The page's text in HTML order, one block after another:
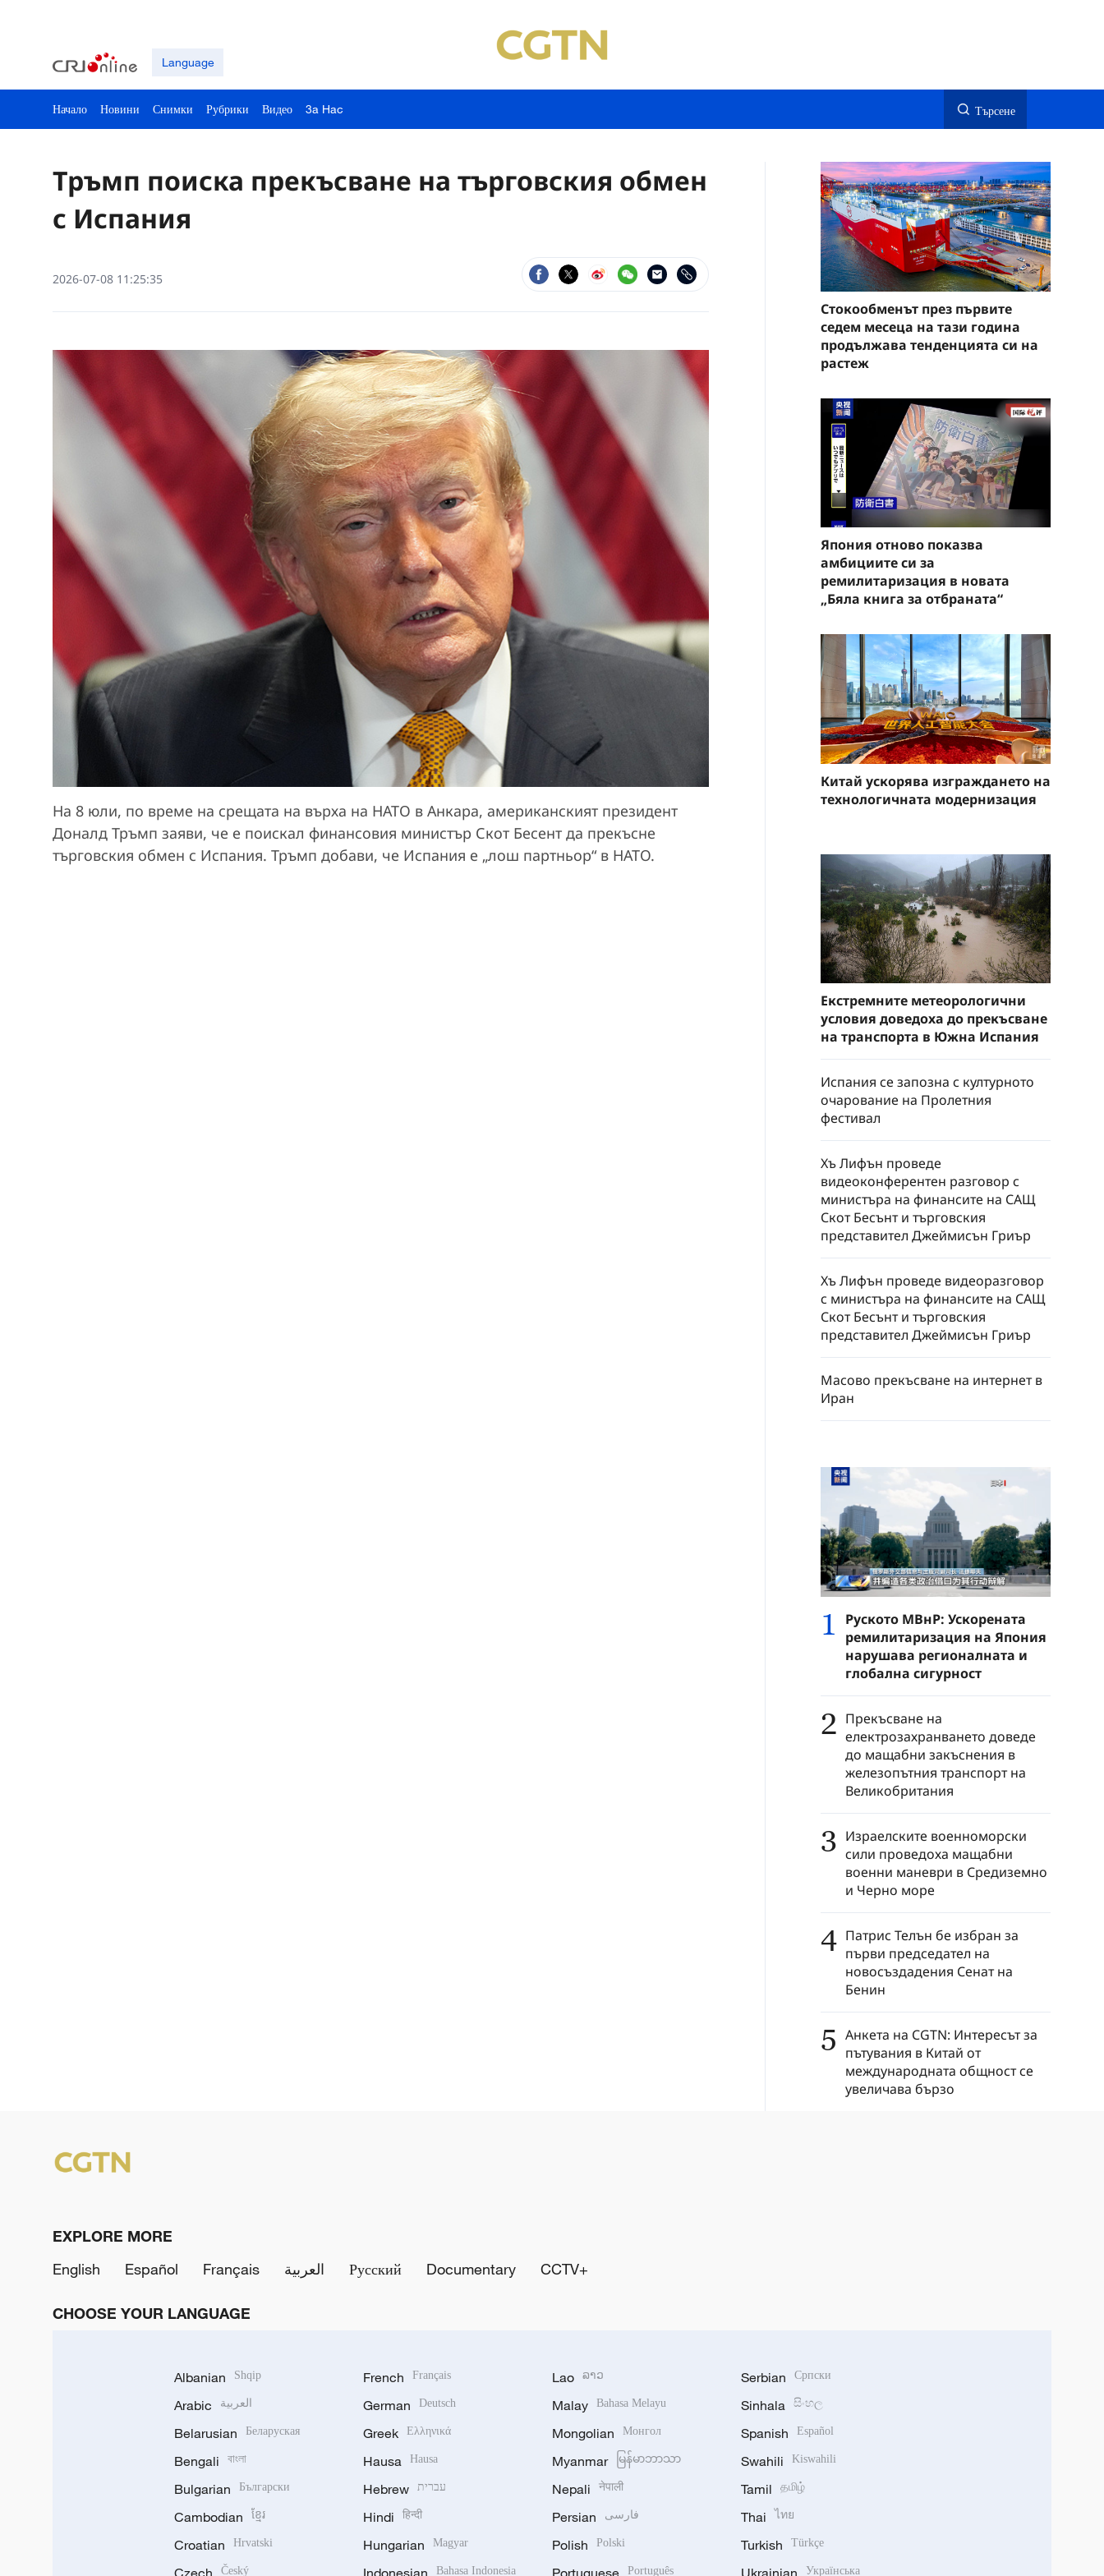
Language
Начало Новини Снимки Рубрики Видео 3a Hac Търсене
Тръмп поиска прекъсване на търговския обмен
с Испания
2026-07-08 11:25:35
На 8 юли, по време на срещата на върха на НАТО в Анкара, американският президент
Доналд Тръмп заяви, че е поискал финансовия министър Скот Бесент да прекъсне
търговския обмен с Испания. Тръмп добави, че Испания е „лош партньор“ в НАТО.
Стокообменът през първите
седем месеца на тази година
продължава тенденцията си на
растеж
Япония отново показва
амбициите си за
ремилитаризация в новата
„Бяла книга за отбраната“
Китай ускорява изграждането на
технологичната модернизация
Екстремните метеорологични
условия доведоха до прекъсване
на транспорта в Южна Испания
Испания се запозна с културното
очарование на Пролетния
фестивал
Хъ Лифън проведе
видеоконферентен разговор с
министъра на финансите на САЩ
Скот Бесънт и търговския
представител Джеймисън Гриър
Хъ Лифън проведе видеоразговор
с министъра на финансите на САЩ
Скот Бесънт и търговския
представител Джеймисън Гриър
Масово прекъсване на интернет в
Иран
1
Руското МВнР: Ускорената
ремилитаризация на Япония
нарушава регионалната и
глобална сигурност
2 Прекъсване на
електрозахранването доведе
до мащабни закъснения в
железопътния транспорт на
Великобритания
3 Израелските военноморски
сили проведоха мащабни
военни маневри в Средиземно
и Черно море
4 Патрис Телън бе избран за
първи председател на
новосъздадения Сенат на
Бенин
5 Анкета на CGTN: Интересът за
пътувания в Китай от
международната общност се
увеличава бързо
EXPLORE MORE
English
Español Français العربية Русский Documentary CCTV+
CHOOSE YOUR LANGUAGE
Albanian Shqip
Arabic العربية
Belarusian Беларуская
Bengali বাংলা
Bulgarian Български
Cambodian ខ្មែរ
Croatian Hrvatski
Czech Český
French Français
German Deutsch
Greek Ελληνικά
Hausa Hausa
Hebrew עברית
Hindi हिन्दी
Hungarian Magyar
Indonesian Bahasa Indonesia
Lao ລາວ
Malay Bahasa Melayu
Mongolian Монгол
Myanmar မြန်မာဘာသာ
Nepali नेपाली
Persian فارسی
Polish Polski
Portuguese Português
Serbian Српски
Sinhala සිංහල
Spanish Español
Swahili Kiswahili
Tamil தமிழ்
Thai ไทย
Turkish Türkçe
Ukrainian Українська